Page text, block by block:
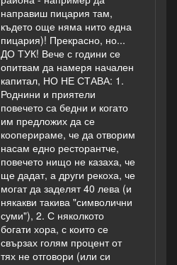
възможности
(дори и да е
доста
образован/-а).
направиш пицария там,
където още няма нито една
пицария)! Прекрасно, но...
ДО ТУК! Вече с години се
опитвам да намеря начален
капитал, НО НЕ СТАВА: 1.
Роднини и приятели
повечето са бедни и когато
им предложих да се
кооперираме, че да отворим
насам едно ресторантче,
повечето нищо не казаха, че
ще дадат, а други рекоха, че
могат да заделят 40 лева (и
някакви такива "символични
суми"), 2. С няколкото
богати хора, с които се
свързах голям процент от
тях не отговори (или си